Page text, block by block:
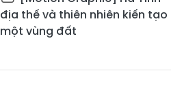
địa thế và thiên nhiên kiến tạo
một vùng đất